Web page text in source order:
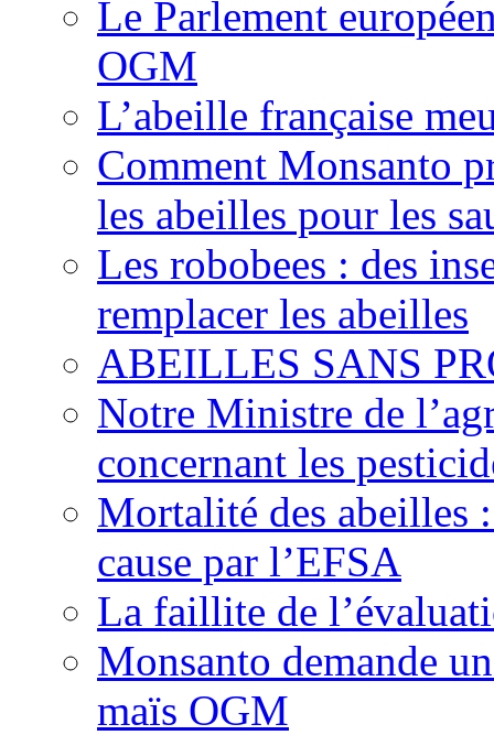
Le Parlement
OGM
L’abeille française
Comment Monsanto
les abeilles pour les
Les robobees : des
remplacer les abeilles
ABEILLES SANS
Notre Ministre de
concernant les
Mortalité des abeilles
cause par l’EFSA
La faillite de
Monsanto demande
maïs OGM